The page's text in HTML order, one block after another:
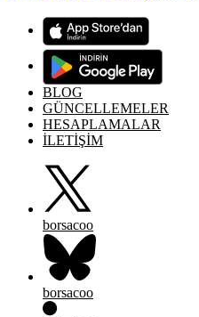
BLOG
GÜNCELLEMELER
HESAPLAMALAR
İLETİŞİM
borsacoo
borsacoo